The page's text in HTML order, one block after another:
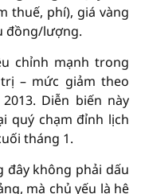
thuế, phí), giá vàng
đồng/lượng.
chỉnh mạnh trong
– mức giảm theo
Diễn biến này
quý chạm đỉnh lịch
tháng 1.
đây không phải dấu
mà chủ yếu là hệ